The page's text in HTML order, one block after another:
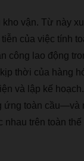
kho vận. Từ này xu
ễn của việc tính to
n công lao động
kịp thời của hàng h
ện và ập kế hoạ
ứng toàn cầu—và
nhau trên toàn thế